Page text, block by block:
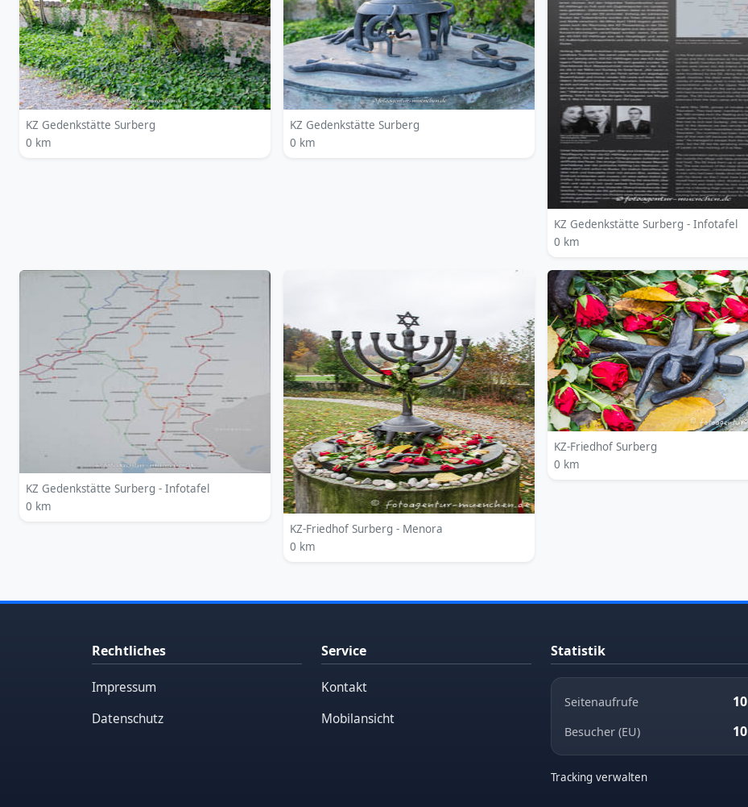
KZ Gedenkstätte Surberg
0 km
KZ Gedenkstätte Surberg
0 km
KZ Gedenkstätte Surberg - Infotafel
0 km
KZ Gedenkstätte Surberg - Infotafel
0 km
KZ-Friedhof Surberg - Menora
0 km
KZ-Friedhof Surberg
0 km
Rechtliches
Impressum
Datenschutz
Service
Kontakt
Mobilansicht
Statistik
Seitenaufrufe 10
Besucher (EU) 10
Tracking verwalten